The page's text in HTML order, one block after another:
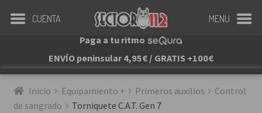
Paga a tu ritmo
ENVÍO peninsular 4,95€ / GRATIS +100€
Inicio Equipamiento + Primeros auxilios
Control
de sangrado
Torniquete C.A.T. Gen 7
CUENTA MENU